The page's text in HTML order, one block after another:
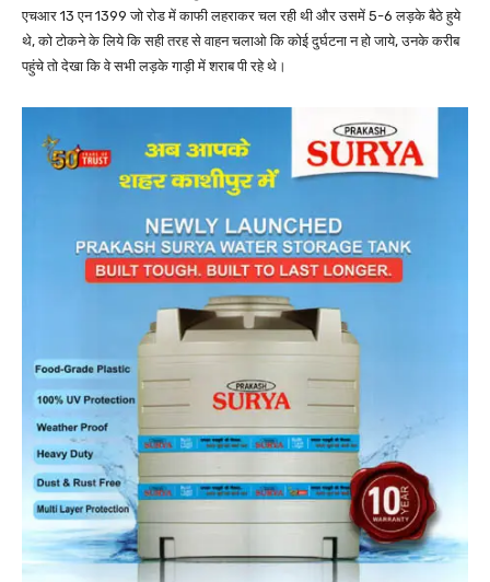
एचआर 13 एन 1399 जो रोड में काफी लहराकर चल रही थी और उसमें 5-6 लड़के बैठे हुये
थे, को टोकने के लिये कि सही तरह से वाहन चलाओ कि कोई दुर्घटना न हो जाये, उनके करीब
पहुंचे तो देखा कि वे सभी लड़के गाड़ी में शराब पी रहे थे।